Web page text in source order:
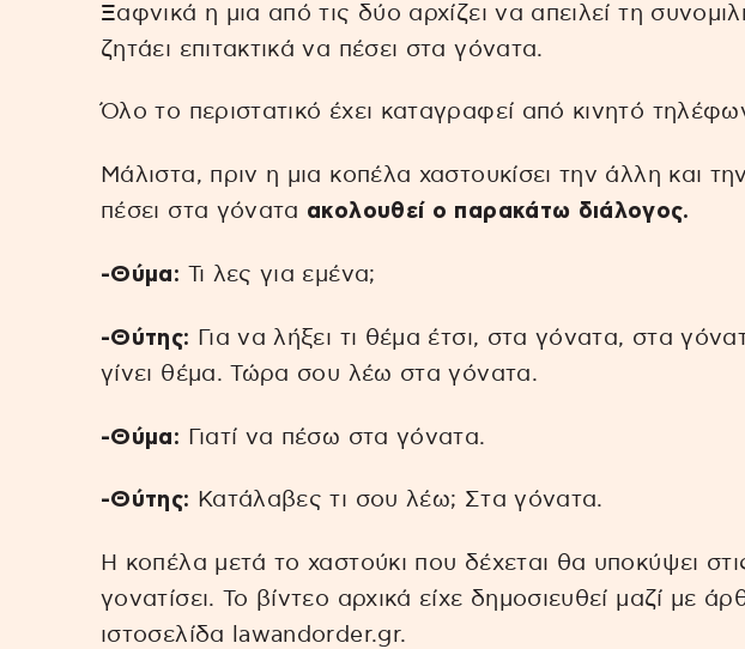
Ξαφνικά η μια από τις δύο αρχίζει να απειλεί τη
ζητάει επιτακτικά να πέσει στα γόνατα.
Όλο το περιστατικό έχει καταγραφεί από κινητό
Μάλιστα, πριν η μια κοπέλα χαστουκίσει την άλλη και
πέσει στα γόνατα ακολουθεί ο παρακάτω διάλογος.
-Θύμα: Τι λες για εμένα;
-Θύτης: Για να λήξει τι θέμα έτσι, στα γόνατα, στα
γίνει θέμα. Τώρα σου λέω στα γόνατα.
-Θύμα: Γιατί να πέσω στα γόνατα.
-Θύτης: Κατάλαβες τι σου λέω; Στα γόνατα.
Η κοπέλα μετά το χαστούκι που δέχεται θα υποκύψει
γονατίσει. Το βίντεο αρχικά είχε δημοσιευθεί μαζί με
ιστοσελίδα lawandorder.gr.